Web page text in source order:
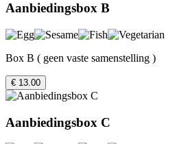
Aanbiedingsbox B
Box B ( geen vaste samenstelling )
€ 13.00
Aanbiedingsbox C